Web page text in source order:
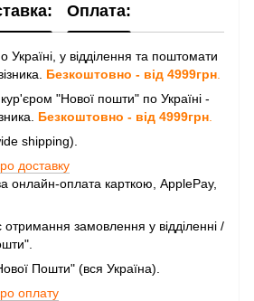
Оплата:
у відділення та поштомати
Безкоштовно - від 4999грн
"Нової пошти" по Україні -
Безкоштовно - від 4999грн
shipping).
доставку
онлайн-оплата карткою, ApplePay,
отримання замовлення у відділенні /
Пошти" (вся Україна).
оплату